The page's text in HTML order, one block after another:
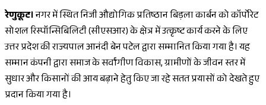
रेणुकूट।नगर में स्थित निजी औद्योगिक प्रतिष्ठान बिड़ला कार्बन को कॉर्पोरेट
सोशल रिस्पॉन्सिबिलिटी (सीएसआर) के क्षेत्र में उत्कृष्ट कार्य करने के लिए
उत्तर प्रदेश की राज्यपाल आनंदी बेन पटेल द्वारा सम्मानित किया गया है। यह
सम्मान कंपनी द्वारा समाज के सर्वांगीण विकास, ग्रामीणों के जीवन स्तर में
सुधार और किसानों की आय बढ़ाने हेतु किए जा रहे सतत प्रयासों को देखते हुए
प्रदान किया गया है।